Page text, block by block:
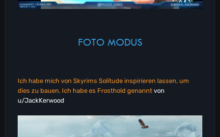
FOTO MODUS
Ich habe mich von Skyrims Solitude inspirieren lassen, um
dies zu bauen. Ich habe es Frosthold genannt von
u/JackKerwood